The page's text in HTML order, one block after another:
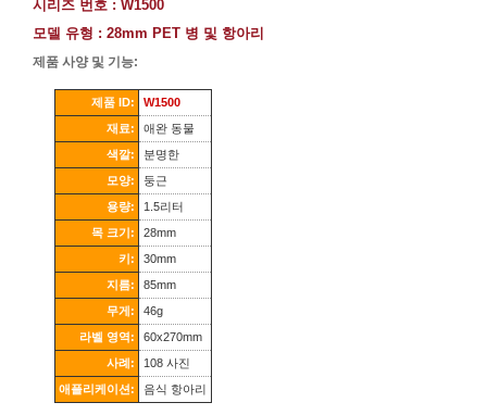
시리즈 번호 : W1500
모델 유형 : 28mm PET 병 및 항아리
제품 사양 및 기능:
제품 ID:
W1500
재료:
애완 동물
색깔:
분명한
모양:
둥근
용량:
1.5리터
목 크기:
28mm
키:
30mm
지름:
85mm
무게:
46g
라벨 영역:
60x270mm
사례:
108 사진
애플리케이션:
음식 항아리